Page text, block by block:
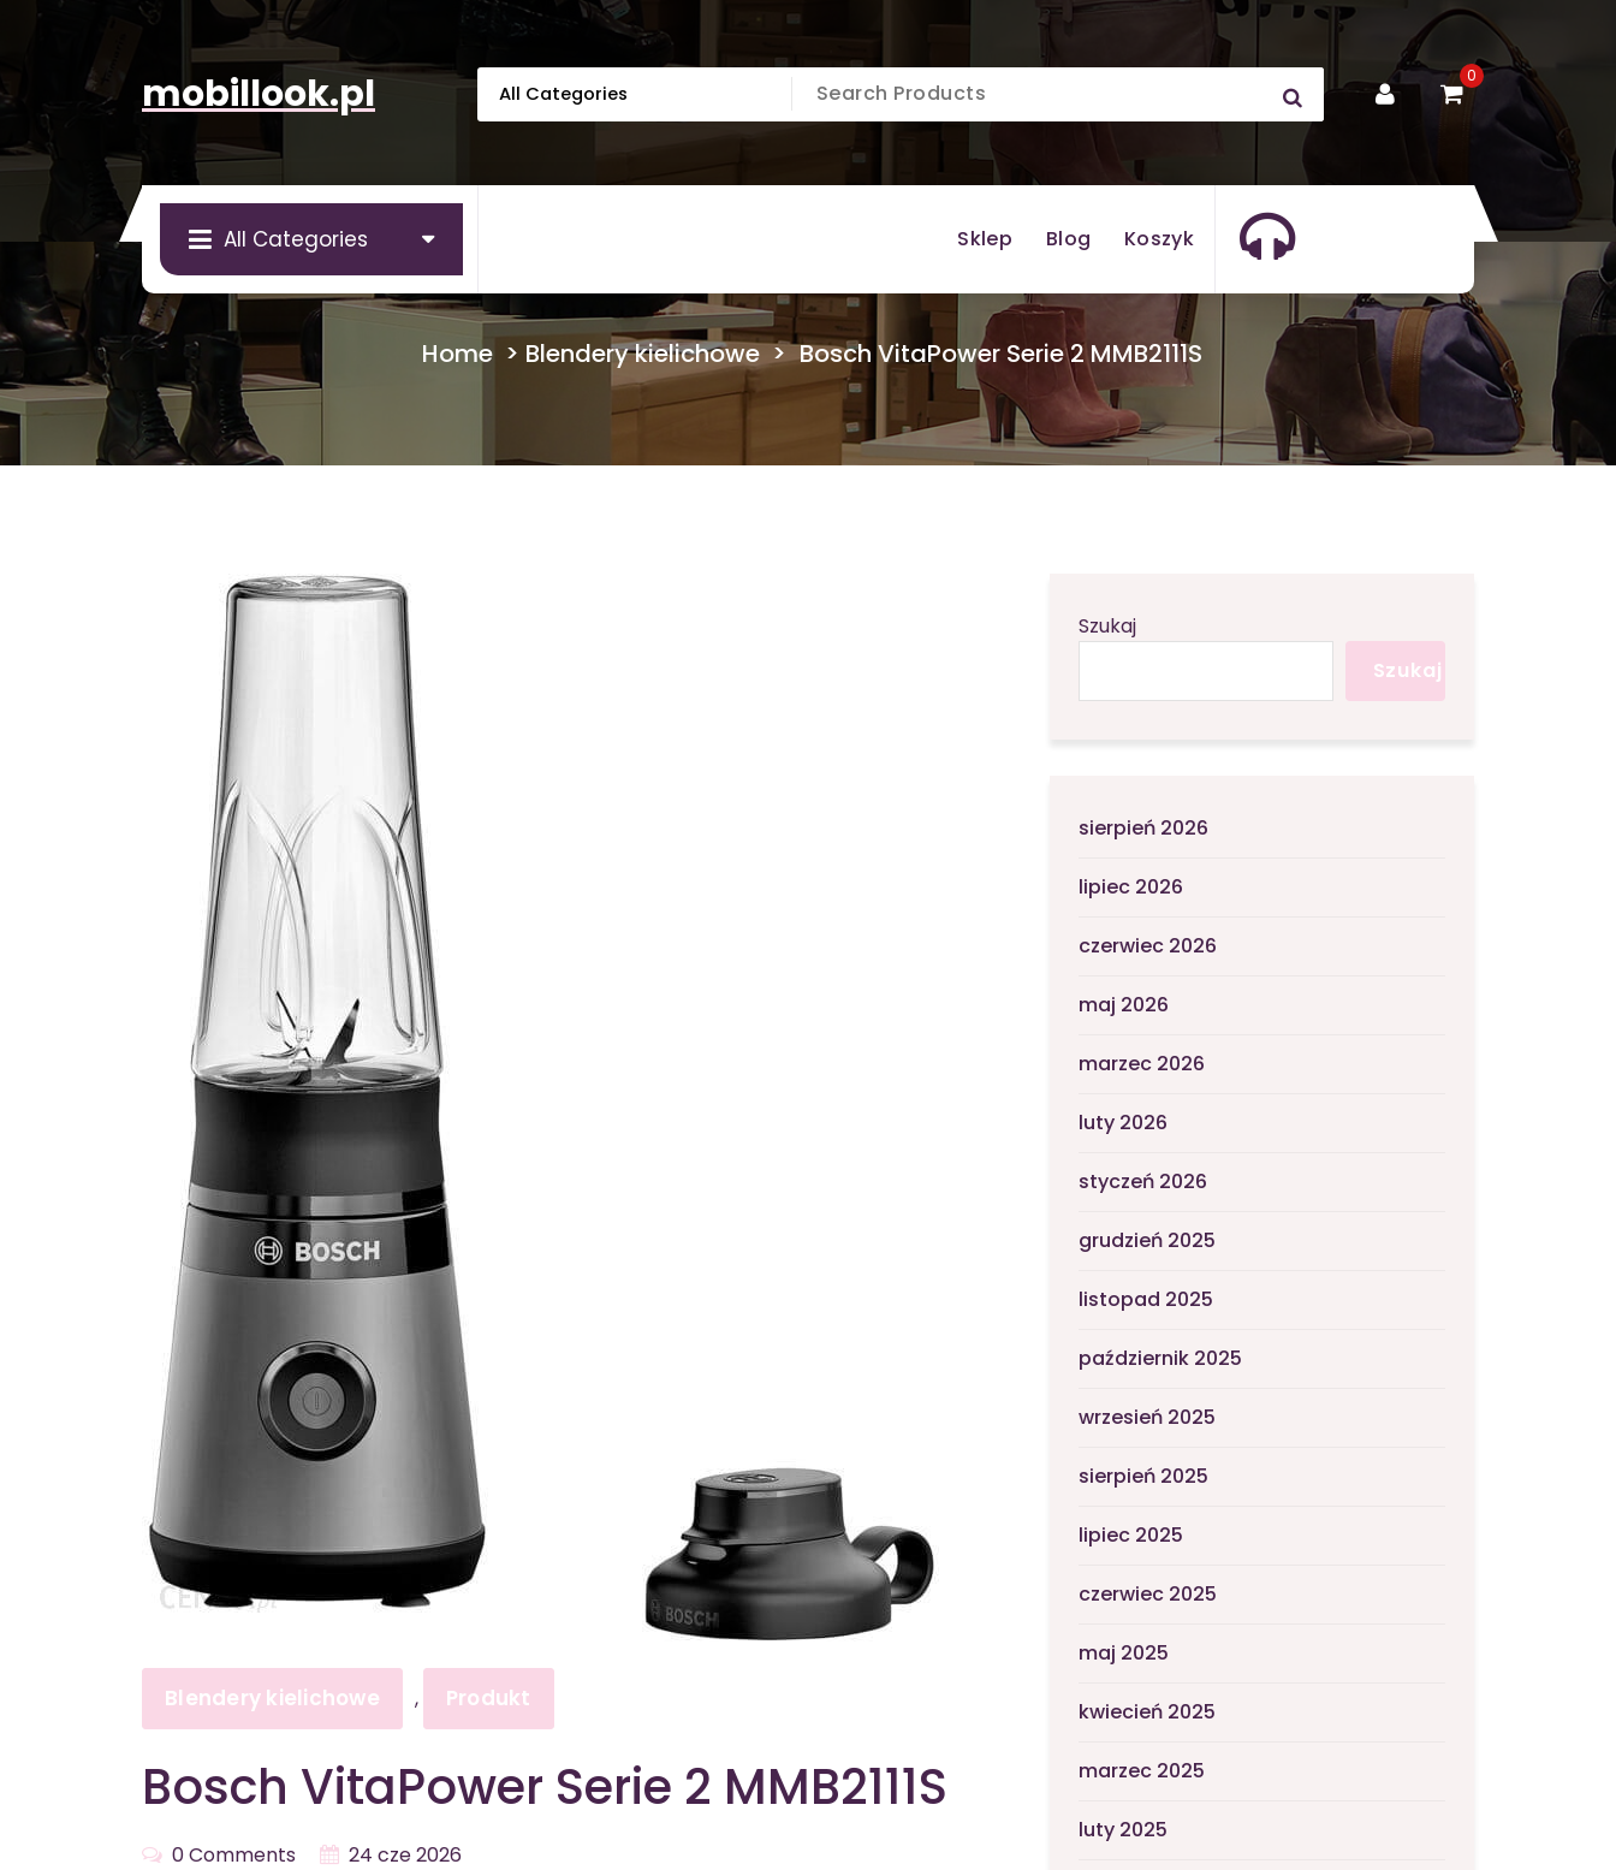
mobillook.pl 0
All Categories Sklep Blog Koszyk
Home> Blendery kielichowe> Bosch VitaPower Serie 2 MMB2111S
Blendery kielichowe , Produkt
Bosch VitaPower Serie 2 MMB2111S
0 Comments 24 cze 2026
Szukaj
Szukaj
sierpień 2026
lipiec 2026
czerwiec 2026
maj 2026
marzec 2026
luty 2026
styczeń 2026
grudzień 2025
listopad 2025
październik 2025
wrzesień 2025
sierpień 2025
lipiec 2025
czerwiec 2025
maj 2025
kwiecień 2025
marzec 2025
luty 2025